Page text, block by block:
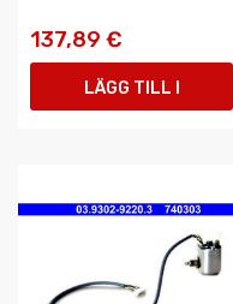
137,89 €
LÄGG TILL I